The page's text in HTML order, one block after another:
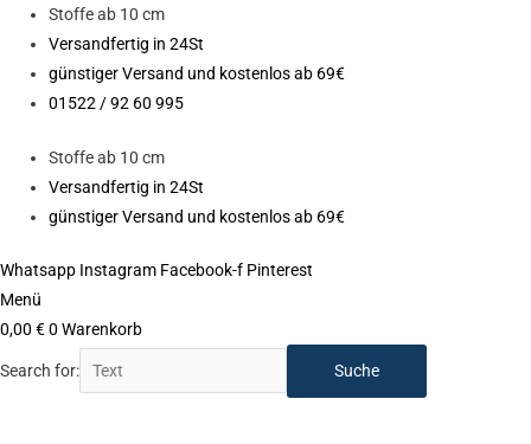
Zum
Inhalt
springen
Stoffe ab 10 cm
Versandfertig in 24St
günstiger Versand und kostenlos ab 69€
01522 / 92 60 995
Stoffe ab 10 cm
Versandfertig in 24St
günstiger Versand und kostenlos ab 69€
Whatsapp Instagram Facebook-f Pinterest
Menü
0,00 €0 Warenkorb
Search for: